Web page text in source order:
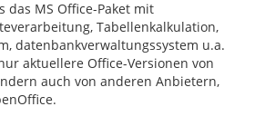
das MS Office-Paket mit
Tabellenkalkulation,
datenbankverwaltungssystem u.a.
aktuellere Office-Versionen von
auch von anderen Anbietern,